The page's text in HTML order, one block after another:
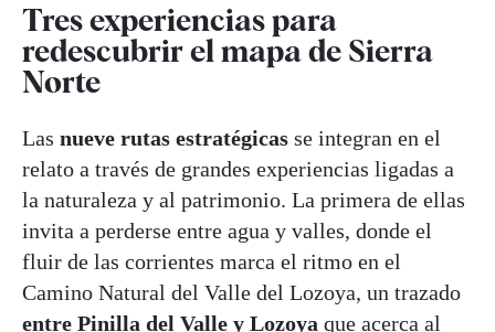
Tres experiencias para
redescubrir el mapa de Sierra
Norte
Las nueve rutas estratégicas se integran en el
relato a través de grandes experiencias ligadas a
la naturaleza y al patrimonio. La primera de ellas
invita a perderse entre agua y valles, donde el
fluir de las corrientes marca el ritmo en el
Camino Natural del Valle del Lozoya, un trazado
entre Pinilla del Valle y Lozoya que acerca al